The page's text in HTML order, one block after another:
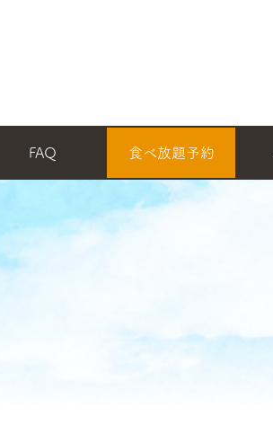
FAQ 食べ放題予約